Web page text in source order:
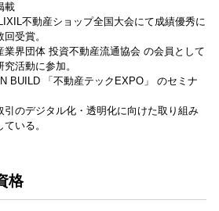
載
不動産ショップ全国大会にて成績優秀に
受賞。
業界団体 投資不動産流通協会 の会員として
究活動に参加。
BUILD 「不動産テックEXPO」 のセミナ
引のデジタル化・透明化に向けた取り組み
いる。
格